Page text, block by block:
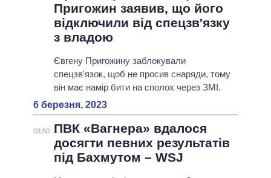
Пригожин заявив, що його
відключили від спецзв'язку
з владою
Євгену Пригожину заблокували
спецзв'язок, щоб не просив снаряди, тому
він має намір бити на сполох через ЗМІ.
6 березня, 2023
03:50
ПВК «Вагнера» вдалося
досягти певних результатів
під Бахмутом – WSJ